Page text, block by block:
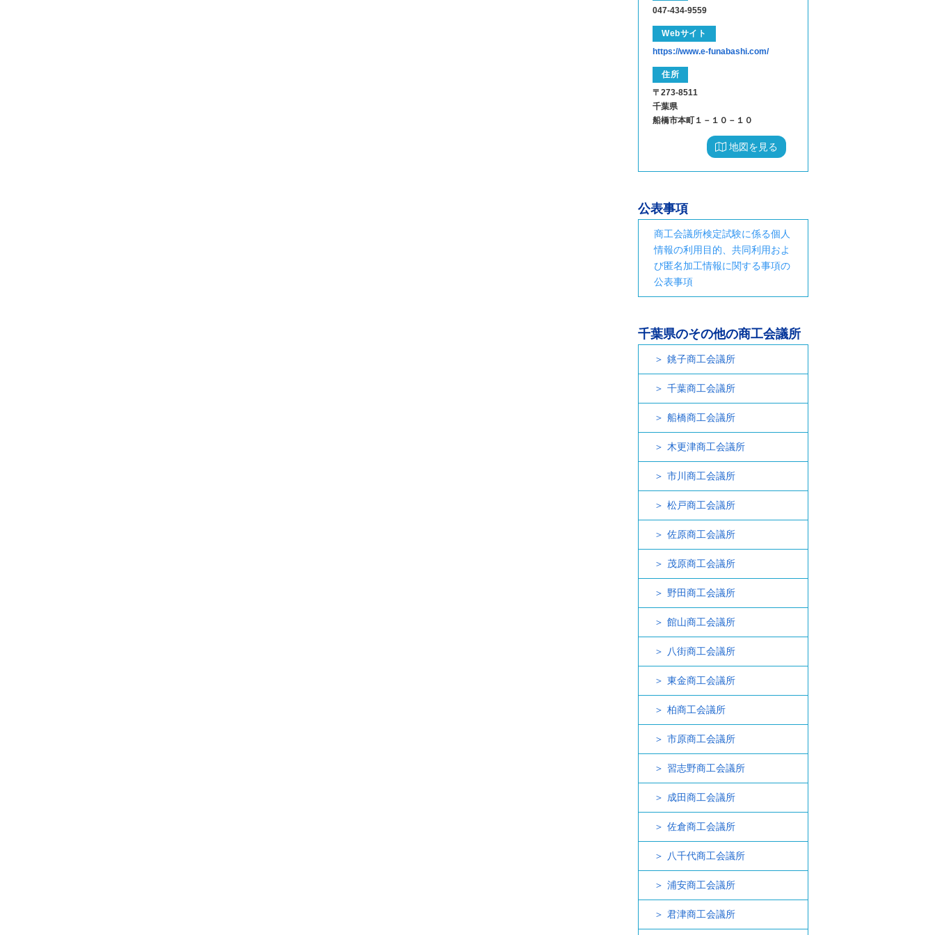
047-434-9559
Webサイト
https://www.e-funabashi.com/
住所
〒273-8511
千葉県
船橋市本町１－１０－１０
地図を見る
公表事項
商工会議所検定試験に係る個人
情報の利用目的、共同利用およ
び匿名加工情報に関する事項の
公表事項
千葉県のその他の商工会議所
銚子商工会議所
千葉商工会議所
船橋商工会議所
木更津商工会議所
市川商工会議所
松戸商工会議所
佐原商工会議所
茂原商工会議所
野田商工会議所
館山商工会議所
八街商工会議所
東金商工会議所
柏商工会議所
市原商工会議所
習志野商工会議所
成田商工会議所
佐倉商工会議所
八千代商工会議所
浦安商工会議所
君津商工会議所